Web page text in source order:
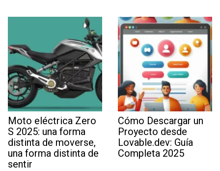
Moto eléctrica Zero
S 2025: una forma
distinta de moverse,
una forma distinta de
sentir
Cómo Descargar un
Proyecto desde
Lovable.dev: Guía
Completa 2025